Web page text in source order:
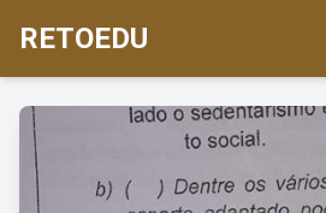
RETOEDU